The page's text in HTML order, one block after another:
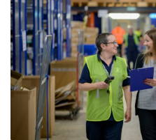
ら
い?
4.1
一定
以上
の実
務経
験
4.2